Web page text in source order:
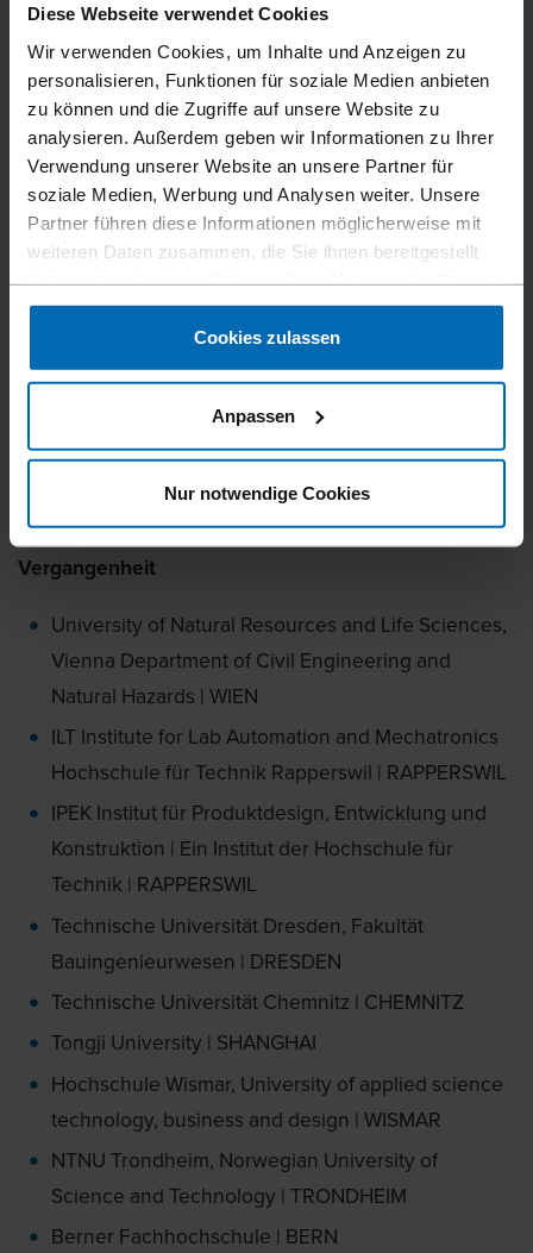
Diese Webseite verwendet Cookies
Wir verwenden Cookies, um Inhalte und Anzeigen zu
personalisieren, Funktionen für soziale Medien anbieten
zu können und die Zugriffe auf unsere Website zu
analysieren. Außerdem geben wir Informationen zu Ihrer
Verwendung unserer Website an unsere Partner für
soziale Medien, Werbung und Analysen weiter. Unsere
Partner führen diese Informationen möglicherweise mit
weiteren Daten zusammen, die Sie ihnen bereitgestellt
gesammelt haben.
Cookies zulassen
Anpassen
Nur notwendige Cookies
Thünen-Institut für Holzforschung / Thünen
Institute of Wood Research | HAMBURG
University of Hamburg Institute for Wood Science
Wood Composites and Processing Technologies |
HAMBURG
Fachhochschule Salzburg University of Applied
ISW - University of Stuttgart | STUTTGART
Technische Hochschule Rosenheim | ROSENHEIM
Nanjing Forestry University | NANJING
Nanjing Tech University | NANJING
Academy of Forestry | BEIJING
Vergangenheit
University of Natural Resources and Life Sciences,
Vienna Department of Civil Engineering and
Natural Hazards | WIEN
ILT Institute for Lab Automation and Mechatronics
Hochschule für Technik Rapperswil | RAPPERSWIL
IPEK Institut für Produktdesign, Entwicklung und
Konstruktion | Ein Institut der Hochschule für
Technik | RAPPERSWIL
Technische Universität Dresden, Fakultät
Bauingenieurwesen | DRESDEN
Technische Universität Chemnitz | CHEMNITZ
Tongji University | SHANGHAI
Hochschule Wismar, University of applied science
technology, business and design | WISMAR
NTNU Trondheim, Norwegian University of
Science and Technology | TRONDHEIM
Berner Fachhochschule | BERN